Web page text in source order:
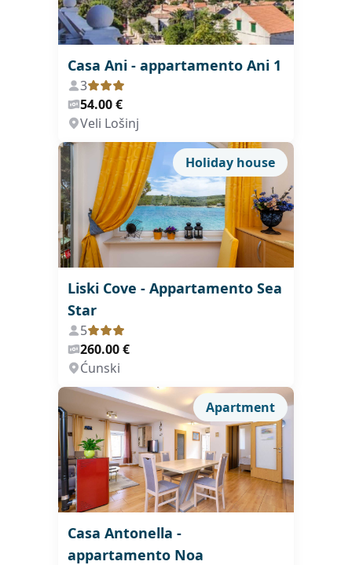
Casa Ani - appartamento Ani 1
3
54.00 €
Veli Lošinj
Holiday house
Liski Cove - Appartamento Sea
Star
5
260.00 €
Ćunski
Apartment
Casa Antonella -
appartamento Noa